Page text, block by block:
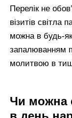
Перелік не
візитів світла
можна в будь-
запалюванням
молитвою в
Чи можна